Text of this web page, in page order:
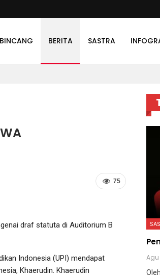
BINCANG BERITA SASTRA
75
draf statuta di Auditorium B
Indonesia (UPI) mendapat
Khaerudin. Khaerudin
Agu